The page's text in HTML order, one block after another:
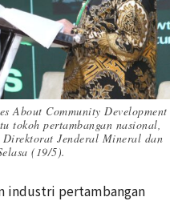
About Community Development
tokoh pertambangan nasional,
Jenderal Mineral dan
(19/5).
industri pertambangan